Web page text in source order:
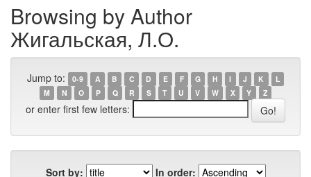
Browsing by Author
Жигальская, Л.О.
Jump to: 0-9 A B C D E F G H I J K
L
M
N O P Q R S T U V W X Y Z
or enter first few letters:
Sort by:
In order: